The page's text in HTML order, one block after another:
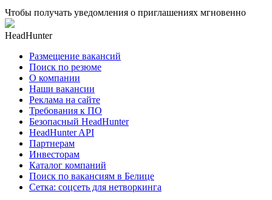
Чтобы получать уведомления о приглашениях мгновенно
HeadHunter
Размещение вакансий
Поиск по резюме
О компании
Наши вакансии
Реклама на сайте
Требования к ПО
Безопасный HeadHunter
HeadHunter API
Партнерам
Инвесторам
Каталог компаний
Поиск по вакансиям в Белице
Сетка: соцсеть для нетворкинга